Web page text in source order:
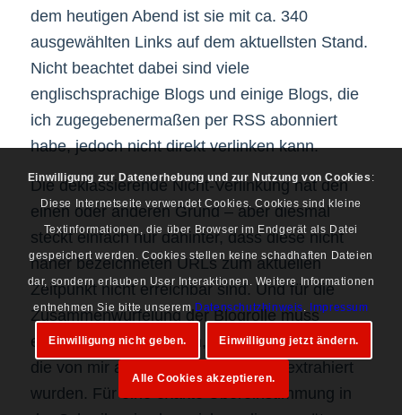
dem heutigen Abend ist sie mit ca. 340
ausgewählten Links auf dem aktuellsten Stand.
Nicht beachtet dabei sind viele
englischsprachige Blogs und einige Blogs, die
ich zugegebenermaßen per RSS abonniert
habe, jedoch nicht direkt verlinken kann.
Die deklassierende Nicht-Verlinkung hat den
einen oder anderen Grund – aber diesmal
steckt einfach nur dahinter, dass diese nicht
näher bezeichneten URLs zum aktuellen
Zeitpunkt nicht erreichbar sind. Und für die
Zusammenwürfelung der Blogrolle muss
ebenfalls betont werden, dass die Daten über
die von mir abonnierten RSS URLs extrahiert
wurden. Für eine exakte Übereinstimmung in
Einwilligung zur Datenerhebung und zur Nutzung von Cookies :
Diese Internetseite verwendet Cookies. Cookies sind kleine
Textinformationen, die über Browser im Endgerät als Datei
gespeichert werden. Cookies stellen keine schadhaften Dateien
dar, sondern erlauben User Interaktionen. Weitere Informationen
entnehmen Sie bitte unserem Datenschutzhinweis. Impressum
Einwilligung nicht geben. Einwilligung jetzt ändern.
Alle Cookies akzeptieren.